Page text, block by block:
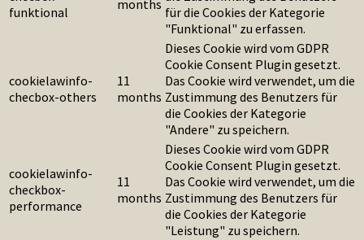
funktional
months für die Cookies der Kategorie
"Funktional" zu erfassen.
cookielawinfo-
checbox-others
11
months
Dieses Cookie wird vom GDPR
Cookie Consent Plugin gesetzt.
Das Cookie wird verwendet, um die
Zustimmung des Benutzers für
die Cookies der Kategorie
"Andere" zu speichern.
cookielawinfo-
checkbox-
performance
11
months
Dieses Cookie wird vom GDPR
Cookie Consent Plugin gesetzt.
Das Cookie wird verwendet, um die
Zustimmung des Benutzers für
die Cookies der Kategorie
"Leistung" zu speichern.